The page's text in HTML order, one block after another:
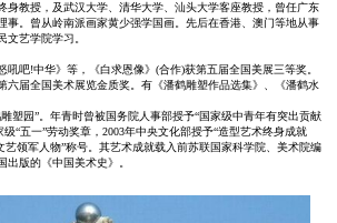
身教授，及武汉大学、清华大学、汕头大学客座教授，曾任广东
事。曾从岭南派画家黄少强学国画。先后在香港、澳门等地从事
文艺学院学习。
吧!中华》等，《白求恩像》(合作)获第五届全国美展三等奖。
届全国美术展览金质奖。有《潘鹤雕塑作品选集》、《潘鹤水
园”。年青时曾被国务院人事部授予“国家级中青年有突出贡献
“五一”劳动奖章，2003年中央文化部授予“造型艺术终身成就
艺领军人物”称号。其艺术成就载入前苏联国家科学院、美术院编
出版的《中国美术史》。